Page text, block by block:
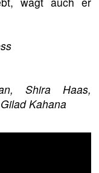
Shira Haas,
Kahana